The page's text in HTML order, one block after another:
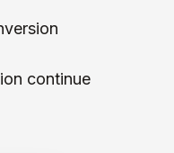
continue